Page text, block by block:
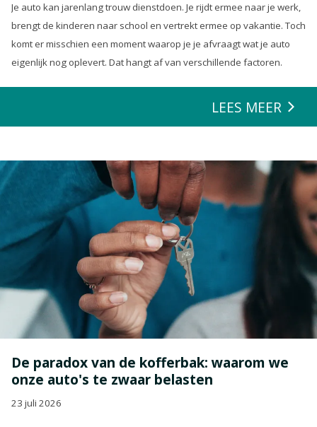
Je auto kan jarenlang trouw dienstdoen. Je rijdt ermee naar je werk,
brengt de kinderen naar school en vertrekt ermee op vakantie. Toch
komt er misschien een moment waarop je je afvraagt wat je auto
eigenlijk nog oplevert. Dat hangt af van verschillende factoren.
LEES MEER
De paradox van de kofferbak: waarom we
onze auto's te zwaar belasten
23 juli 2026